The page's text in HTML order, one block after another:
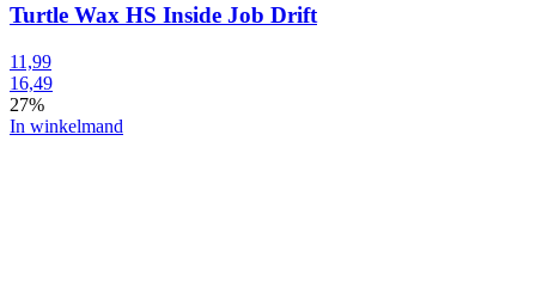
Turtle Wax HS Inside Job Drift
11,99
16,49
27%
In winkelmand